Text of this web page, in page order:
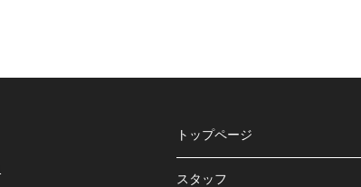
トップページ
スタッフ